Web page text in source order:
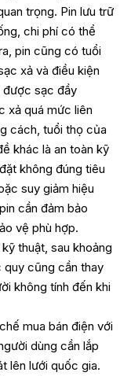
trọng. Pin lưu trữ
chi phí có thể
pin cũng có tuổi
xả và điều kiện
được sạc đầy
xả quá mức liên
cách, tuổi thọ của
khác là an toàn kỹ
không đúng tiêu
suy giảm hiệu
cần đảm bảo
vệ phù hợp.
thuật, sau khoảng
quy cũng cần thay
không tính đến khi
mua bán điện với
dùng cần lắp
lên lưới quốc gia.